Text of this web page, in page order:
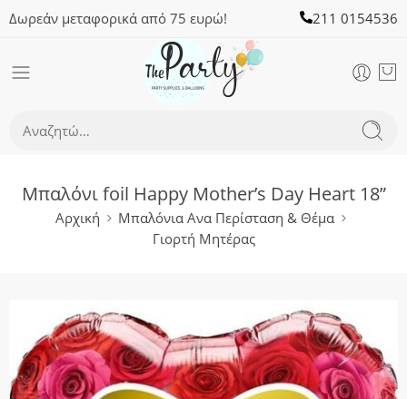
Δωρεάν μεταφορικά από 75 ευρώ! 211 0154536
Μπαλόνι foil Happy Mother’s Day Heart 18”
Αρχική
Μπαλόνια Ανα Περίσταση & Θέμα
Γιορτή Μητέρας